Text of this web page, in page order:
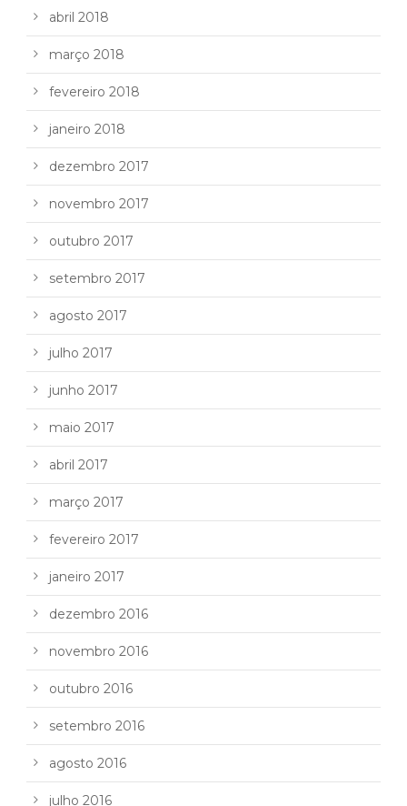
abril 2018
março 2018
fevereiro 2018
janeiro 2018
dezembro 2017
novembro 2017
outubro 2017
setembro 2017
agosto 2017
julho 2017
junho 2017
maio 2017
abril 2017
março 2017
fevereiro 2017
janeiro 2017
dezembro 2016
novembro 2016
outubro 2016
setembro 2016
agosto 2016
julho 2016